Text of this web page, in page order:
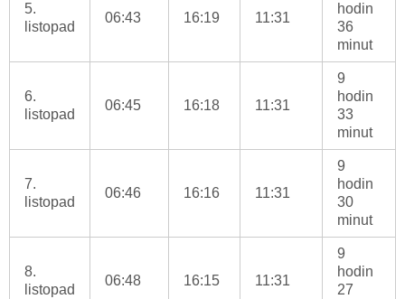
5.
listopad
06:43 16:19 11:31
hodin
36
minut
6.
listopad
06:45 16:18 11:31
9
hodin
33
minut
7.
listopad
06:46 16:16 11:31
9
hodin
30
minut
8.
listopad
06:48 16:15 11:31
9
hodin
27